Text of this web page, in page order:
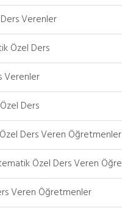
Verenler
Özel Ders
Verenler
Ders
Ders Veren Öğretmenler
Özel Ders Veren
Veren Öğretmenler